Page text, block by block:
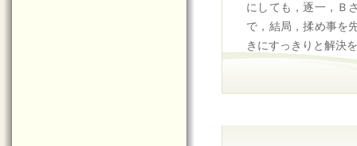
にしても，逐一，Ｂ
で，結局，揉め事を
きにすっきりと解決